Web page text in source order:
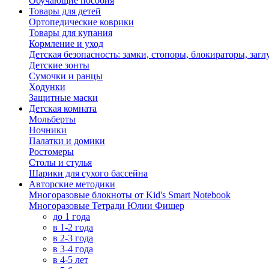
Товары для детей
Ортопедические коврики
Товары для купания
Кормление и уход
Детская безопасность: замки, стопоры, блокираторы,
Детские зонты
Сумочки и ранцы
Ходунки
Защитные маски
Детская комната
Мольберты
Ночники
Палатки и домики
Ростомеры
Столы и стулья
Шарики для сухого бассейна
Авторские методики
Многоразовые блокноты от Kid's Smart Notebook
Многоразовые Тетради Юлии Фишер
до 1 года
в 1-2 года
в 2-3 года
в 3-4 года
в 4-5 лет